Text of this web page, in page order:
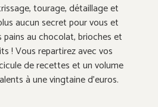
tourage, détaillage et
aucun secret pour vous et
pains au chocolat, brioches et
! Vous repartirez avec vos
de recettes et un volume
à une vingtaine d’euros.